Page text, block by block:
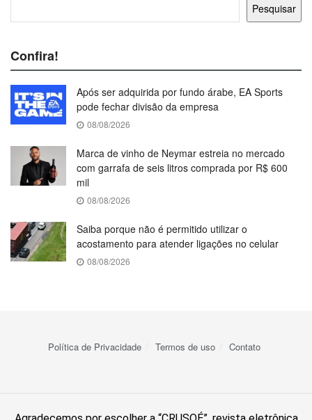
Pesquisar
Confira!
Após ser adquirida por fundo árabe, EA Sports
pode fechar divisão da empresa
08/08/2026
Marca de vinho de Neymar estreia no mercado
com garrafa de seis litros comprada por R$ 600
mil
08/08/2026
Saiba porque não é permitido utilizar o
acostamento para atender ligações no celular
08/08/2026
Política de Privacidade Termos de uso Contato